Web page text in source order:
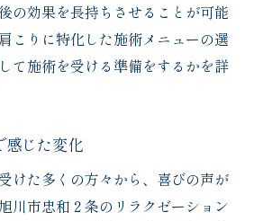
の効果を長持ちさせることが可能
こりに特化した施術メニューの選
て施術を受ける準備をするかを詳
感じた変化
けた多くの方々から、喜びの声が
川市忠和２条のリラクゼーション